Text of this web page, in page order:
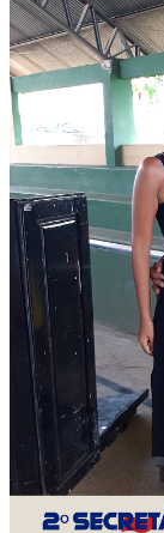
INÍCIO
SOBRE
CONTATOS
RONDÔNIA 24
Por Mídia Mix